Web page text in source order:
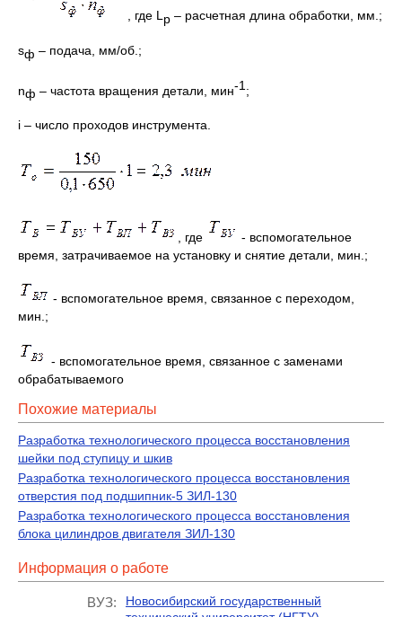
, где Lp – расчетная длина обработки, мм.;
sф – подача, мм/об.;
nф – частота вращения детали, мин-1 ;
i – число проходов инструмента.
, где
- вспомогательное
время, затрачиваемое на установку и снятие детали, мин.;
- вспомогательное время, связанное с переходом,
мин.;
- вспомогательное время, связанное с заменами
обрабатываемого
Похожие материалы
Разработка технологического процесса восстановления
шейки под ступицу и шкив
Разработка технологического процесса восстановления
отверстия под подшипник-5 ЗИЛ-130
Разработка технологического процесса восстановления
блока цилиндров двигателя ЗИЛ-130
Информация о работе
ВУЗ:
Новосибирский государственный